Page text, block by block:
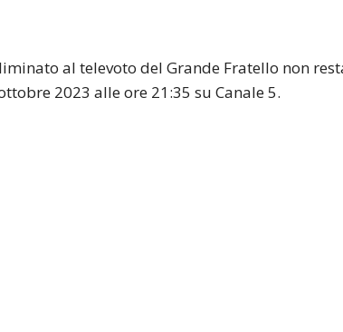
al televoto del Grande Fratello non
2023 alle ore 21:35 su Canale 5.